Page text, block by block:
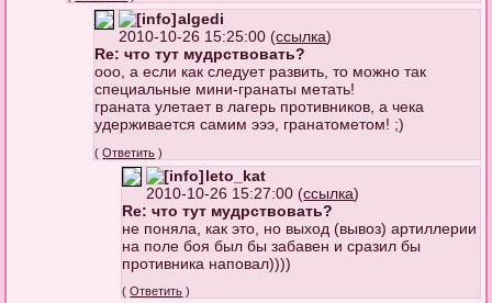
algedi
2010-10-26 15:25:00 (ссылка)
Re: что тут мудрствовать?
ооо, а если как следует развить, то можно так
специальные мини-гранаты метать!
граната улетает в лагерь противников, а чека
удерживается самим эээ, гранатометом! ;)
(Ответить )
leto_kat
2010-10-26 15:27:00 (ссылка)
Re: что тут мудрствовать?
не поняла, как это, но выход (вывоз) артиллерии
на поле боя был бы забавен и сразил бы
противника наповал))))
(Ответить )